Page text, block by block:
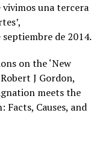
una tercera
de 2014.
on the ‘New
J Gordon,
meets the
Facts, Causes, and